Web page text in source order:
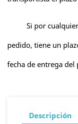
Si por
pedido, tiene un
fecha de entrega
Descripción